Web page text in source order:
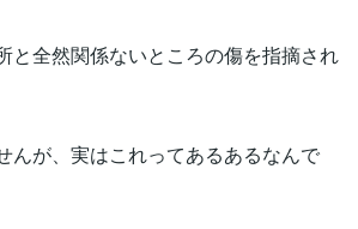
と全然関係ないところの傷を指摘され
んが、実はこれってあるあるなんで